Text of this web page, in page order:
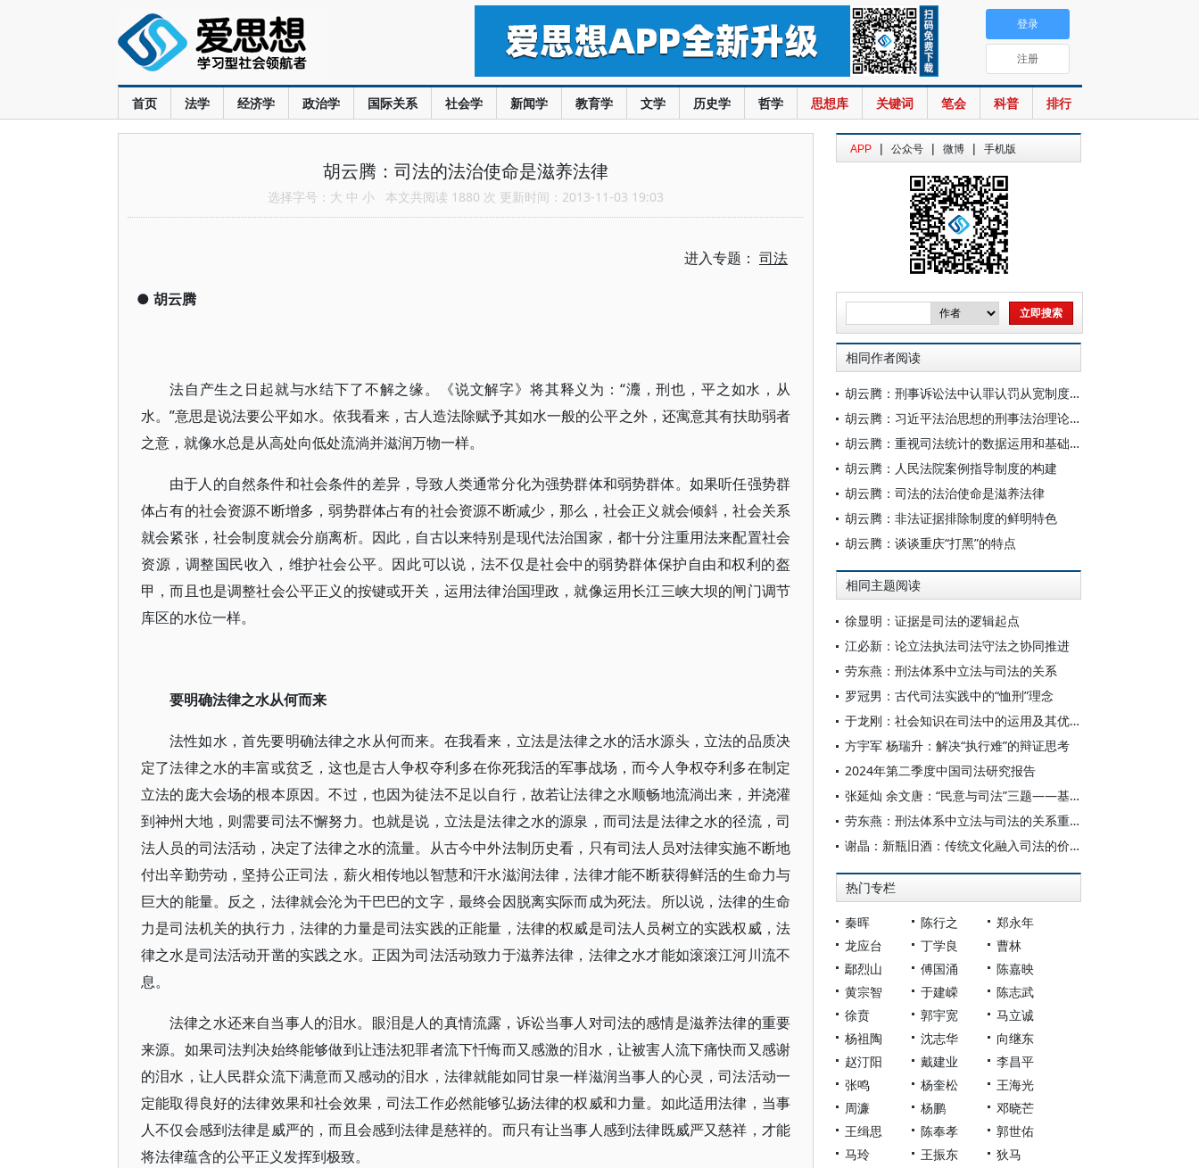
首页 法学 经济学 政治学 国际关系 社会学 新闻学 教育学 文学 历史学 哲学 思想库 关键词 笔会 科普 排行
登录
注册
胡云腾：司法的法治使命是滋养法律
选择字号： 大 中 小 本文共阅读 1880 次 更新时间：2013-11-03 19:03
进入专题： 司法
● 胡云腾
法自产生之日起就与水结下了不解之缘。《说文解字》将其释义为：“灋，刑也，平之如水，从
水。”意思是说法要公平如水。依我看来，古人造法除赋予其如水一般的公平之外，还寓意其有扶助弱者
之意，就像水总是从高处向低处流淌并滋润万物一样。
由于人的自然条件和社会条件的差异，导致人类通常分化为强势群体和弱势群体。如果听任强势群
体占有的社会资源不断增多，弱势群体占有的社会资源不断减少，那么，社会正义就会倾斜，社会关系
就会紧张，社会制度就会分崩离析。因此，自古以来特别是现代法治国家，都十分注重用法来配置社会
资源，调整国民收入，维护社会公平。因此可以说，法不仅是社会中的弱势群体保护自由和权利的盔
甲，而且也是调整社会公平正义的按键或开关，运用法律治国理政，就像运用长江三峡大坝的闸门调节
库区的水位一样。
要明确法律之水从何而来
法性如水，首先要明确法律之水从何而来。在我看来，立法是法律之水的活水源头，立法的品质决
定了法律之水的丰富或贫乏，这也是古人争权夺利多在你死我活的军事战场，而今人争权夺利多在制定
立法的庞大会场的根本原因。不过，也因为徒法不足以自行，故若让法律之水顺畅地流淌出来，并浇灌
到神州大地，则需要司法不懈努力。也就是说，立法是法律之水的源泉，而司法是法律之水的径流，司
法人员的司法活动，决定了法律之水的流量。从古今中外法制历史看，只有司法人员对法律实施不断地
付出辛勤劳动，坚持公正司法，薪火相传地以智慧和汗水滋润法律，法律才能不断获得鲜活的生命力与
巨大的能量。反之，法律就会沦为干巴巴的文字，最终会因脱离实际而成为死法。所以说，法律的生命
力是司法机关的执行力，法律的力量是司法实践的正能量，法律的权威是司法人员树立的实践权威，法
律之水是司法活动开凿的实践之水。正因为司法活动致力于滋养法律，法律之水才能如滚滚江河川流不
息。
法律之水还来自当事人的泪水。眼泪是人的真情流露，诉讼当事人对司法的感情是滋养法律的重要
来源。如果司法判决始终能够做到让违法犯罪者流下忏悔而又感激的泪水，让被害人流下痛快而又感谢
的泪水，让人民群众流下满意而又感动的泪水，法律就能如同甘泉一样滋润当事人的心灵，司法活动一
定能取得良好的法律效果和社会效果，司法工作必然能够弘扬法律的权威和力量。如此适用法律，当事
人不仅会感到法律是威严的，而且会感到法律是慈祥的。而只有让当事人感到法律既威严又慈祥，才能
将法律蕴含的公平正义发挥到极致。
APP | 公众号 | 微博 | 手机版
相同作者阅读
胡云腾：刑事诉讼法中认罪认罚从宽制度的若干思考
胡云腾：习近平法治思想的刑事法治理论及其指导下的新实践
胡云腾：重视司法统计的数据运用和基础建设
胡云腾：人民法院案例指导制度的构建
胡云腾：司法的法治使命是滋养法律
胡云腾：非法证据排除制度的鲜明特色
胡云腾：谈谈重庆“打黑”的特点
相同主题阅读
徐显明：证据是司法的逻辑起点
江必新：论立法执法司法守法之协同推进
劳东燕：刑法体系中立法与司法的关系
罗冠男：古代司法实践中的“恤刑”理念
于龙刚：社会知识在司法中的运用及其优化
方宇军 杨瑞升：解决“执行难”的辩证思考
2024年第二季度中国司法研究报告
张延灿 余文唐：“民意与司法”三题——基于和谐司法的辨思
劳东燕：刑法体系中立法与司法的关系重构
谢晶：新瓶旧酒：传统文化融入司法的价值与路径
热门专栏
秦晖 陈行之
郑永年
龙应台
丁学良
曹林
鄢烈山
傅国涌
陈嘉映
黄宗智
于建嵘
陈志武
徐贲
郭宇宽
马立诚
杨祖陶
沈志华
向继东
赵汀阳
戴建业
李昌平
张鸣
杨奎松
王海光
周濂
杨鹏
邓晓芒
王缉思
陈奉孝
郭世佑
马玲
王振东
狄马